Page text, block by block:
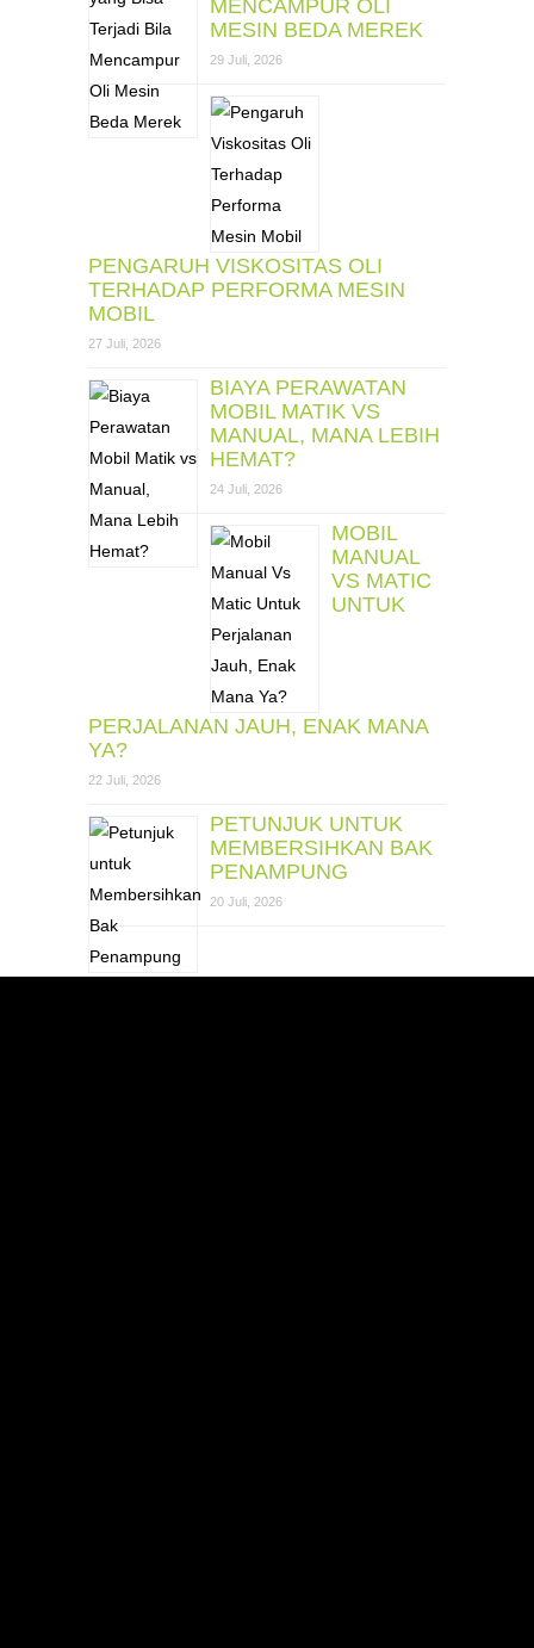
MENCAMPUR OLI
MESIN BEDA MEREK
29 Juli, 2026
PENGARUH VISKOSITAS OLI
TERHADAP PERFORMA MESIN
MOBIL
27 Juli, 2026
BIAYA PERAWATAN
MOBIL MATIK VS
MANUAL, MANA LEBIH
HEMAT?
24 Juli, 2026
MOBIL
MANUAL
VS MATIC
UNTUK
PERJALANAN JAUH, ENAK MANA
YA?
22 Juli, 2026
PETUNJUK UNTUK
MEMBERSIHKAN BAK
PENAMPUNG
20 Juli, 2026